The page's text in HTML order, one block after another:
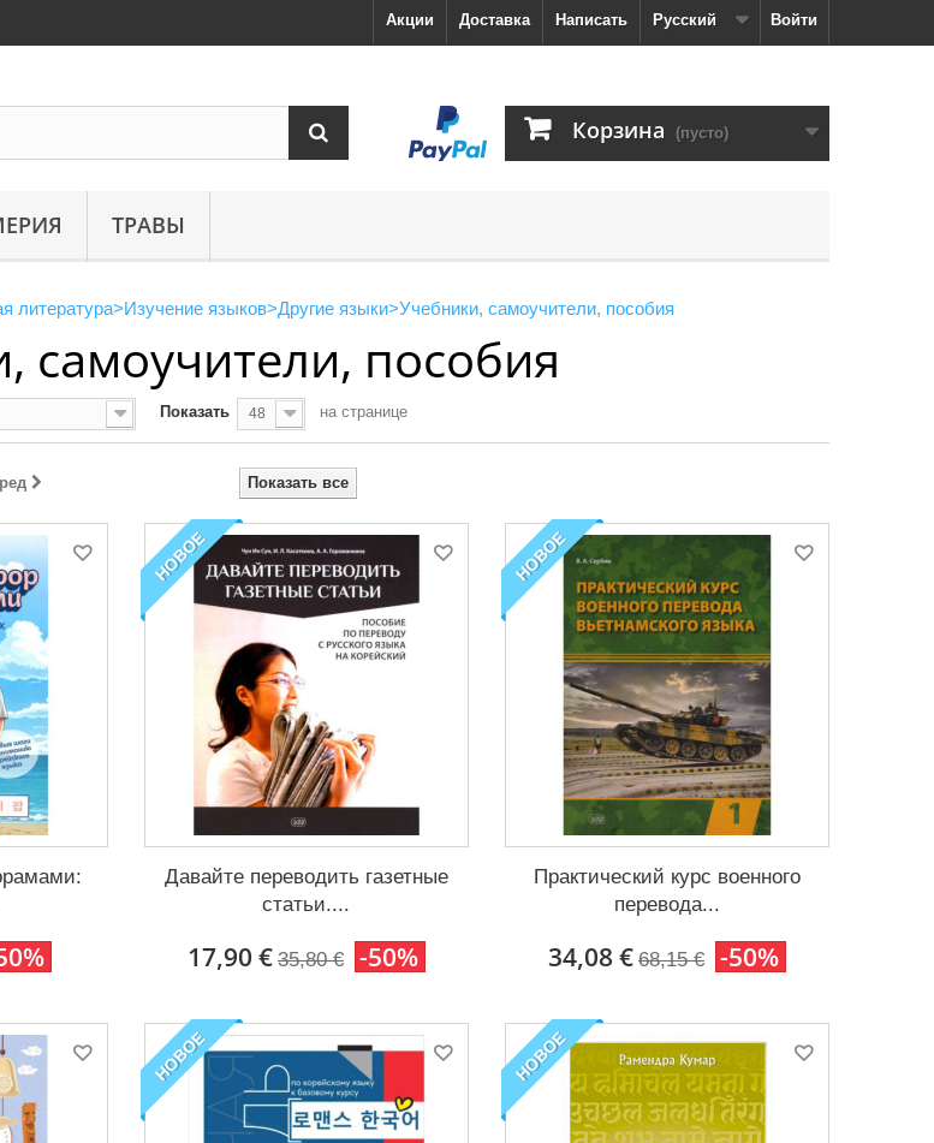
Войти
Русский
Написать
Доставка
Акции
Корзина (пусто)
ТРАВЫ
литература>Изучение языков>Другие языки>Учебники, самоучители, пособия
самоучители, пособия
Показать 48 на странице
Показать все
НОВОЕ
Давайте переводить газетные
статьи....
17,90 € 35,80 € -50%
НОВОЕ
Практический курс военного
перевода...
34,08 € 68,15 € -50%
НОВОЕ НОВОЕ